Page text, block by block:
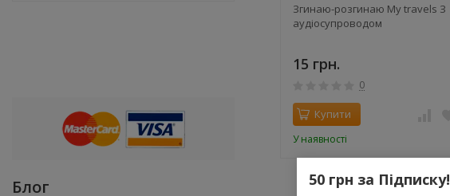
Згинаю-розгинаю My travels З
аудіосупроводом
15 грн.
0
Купити
У наявності
Блог 50 грн за Підписку!